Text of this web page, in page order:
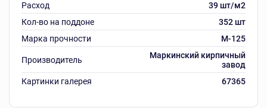
Расход
39 шт/м2
Кол-во на поддоне
352 шт
Марка прочности
M-125
Производитель
Маркинский кирпичный
завод
Картинки галерея
67365